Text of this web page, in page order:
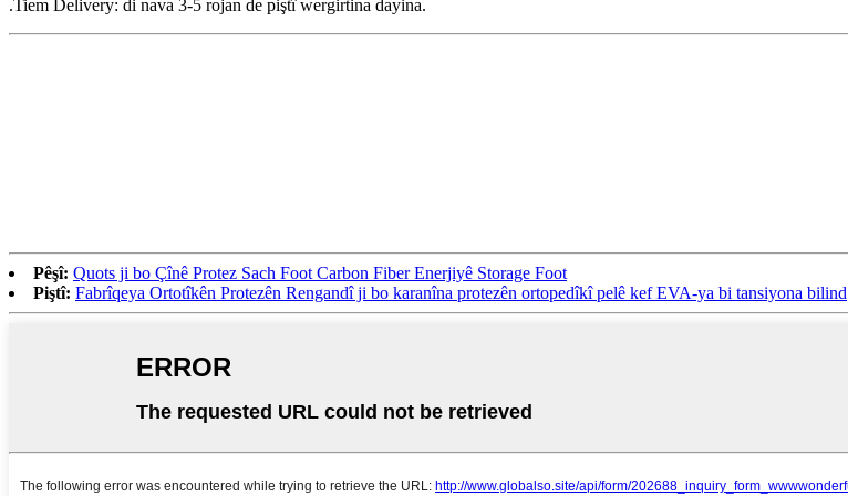
.Tiem Delivery: di nava 3-5 rojan de piştî wergirtina dayina.
Pêşî: Quots ji bo Çînê Protez Sach Foot Carbon Fiber Enerjiyê Storage Foot
Piştî: Fabrîqeya Ortotîkên Protezên Rengandî ji bo karanîna protezên ortopedîkî pelê kef EVA-ya bi tansiyona bilind